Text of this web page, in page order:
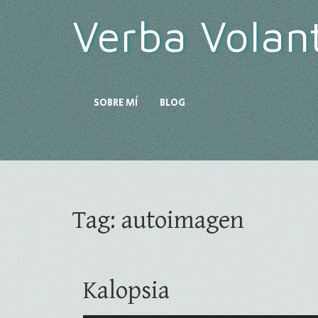
Verba
SOBRE MÍ BLOG
Tag: autoimagen
Kalopsia